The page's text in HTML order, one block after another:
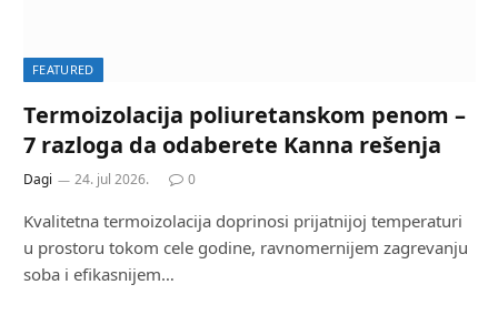
FEATURED
Termoizolacija poliuretanskom penom –
7 razloga da odaberete Kanna rešenja
Dagi 24. jul 2026. 0
Kvalitetna termoizolacija doprinosi prijatnijoj temperaturi
u prostoru tokom cele godine, ravnomernijem zagrevanju
soba i efikasnijem…